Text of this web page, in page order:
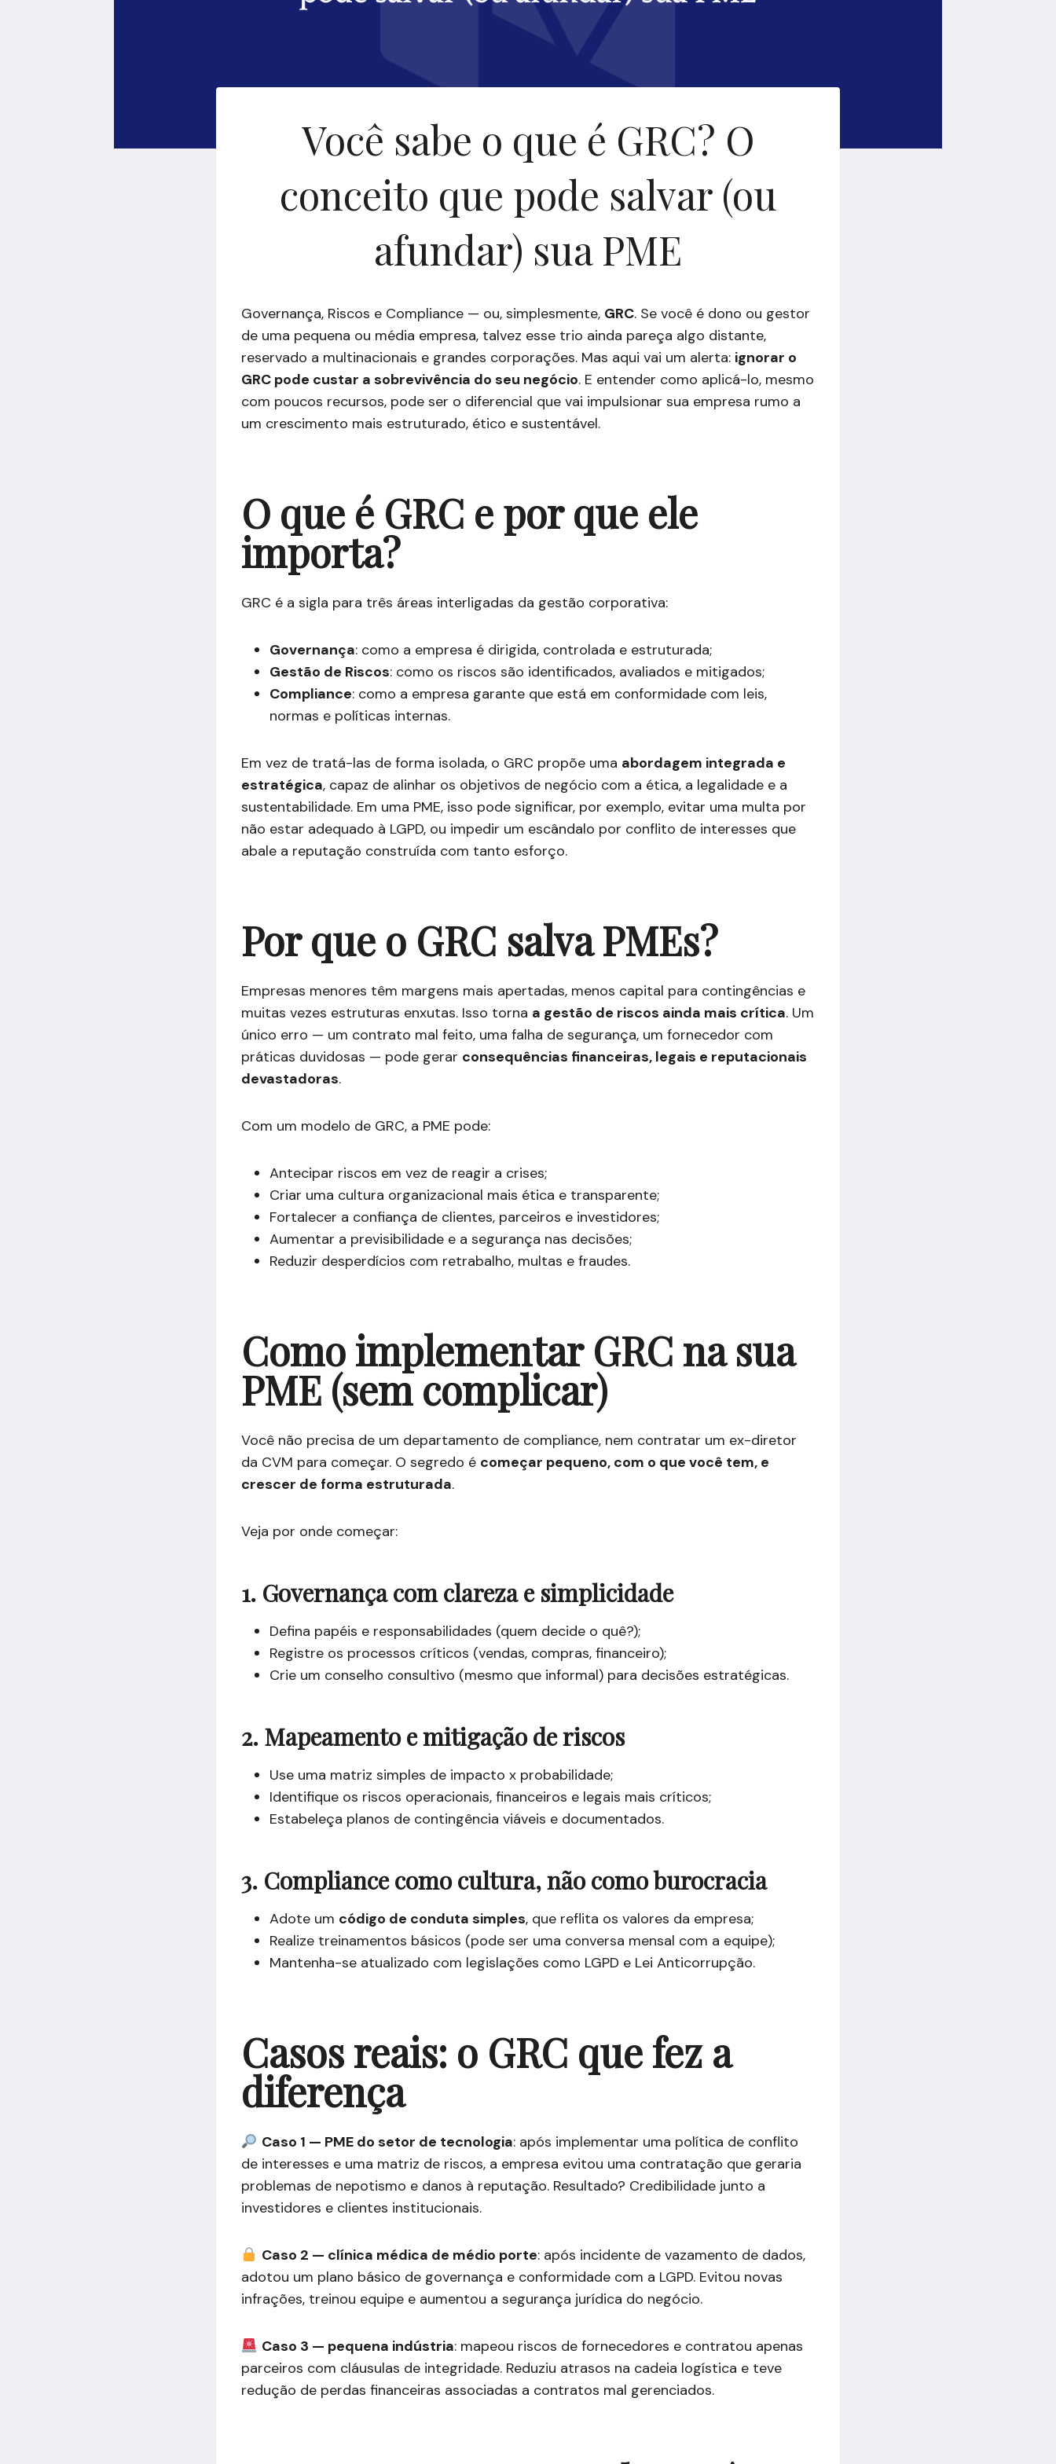
Você sabe o que é GRC? O
conceito que pode salvar (ou
afundar) sua PME
Governança, Riscos e Compliance — ou, simplesmente, GRC. Se você é dono ou gestor
de uma pequena ou média empresa, talvez esse trio ainda pareça algo distante,
reservado a multinacionais e grandes corporações. Mas aqui vai um alerta: ignorar o
GRC pode custar a sobrevivência do seu negócio. E entender como aplicá-lo, mesmo
com poucos recursos, pode ser o diferencial que vai impulsionar sua empresa rumo a
um crescimento mais estruturado, ético e sustentável.
O que é GRC e por que ele
importa?
GRC é a sigla para três áreas interligadas da gestão corporativa:
Governança: como a empresa é dirigida, controlada e estruturada;
Gestão de Riscos: como os riscos são identificados, avaliados e mitigados;
Compliance: como a empresa garante que está em conformidade com leis,
normas e políticas internas.
Em vez de tratá-las de forma isolada, o GRC propõe uma abordagem integrada e
estratégica, capaz de alinhar os objetivos de negócio com a ética, a legalidade e a
sustentabilidade. Em uma PME, isso pode significar, por exemplo, evitar uma multa por
não estar adequado à LGPD, ou impedir um escândalo por conflito de interesses que
abale a reputação construída com tanto esforço.
Por que o GRC salva PMEs?
Empresas menores têm margens mais apertadas, menos capital para contingências e
muitas vezes estruturas enxutas. Isso torna a gestão de riscos ainda mais crítica. Um
único erro — um contrato mal feito, uma falha de segurança, um fornecedor com
práticas duvidosas — pode gerar consequências financeiras, legais e reputacionais
devastadoras.
Com um modelo de GRC, a PME pode:
Antecipar riscos em vez de reagir a crises;
Criar uma cultura organizacional mais ética e transparente;
Fortalecer a confiança de clientes, parceiros e investidores;
Aumentar a previsibilidade e a segurança nas decisões;
Reduzir desperdícios com retrabalho, multas e fraudes.
Como implementar GRC na sua
PME (sem complicar)
Você não precisa de um departamento de compliance, nem contratar um ex-diretor
da CVM para começar. O segredo é começar pequeno, com o que você tem, e
crescer de forma estruturada.
Veja por onde começar:
1. Governança com clareza e simplicidade
Defina papéis e responsabilidades (quem decide o quê?);
Registre os processos críticos (vendas, compras, financeiro);
Crie um conselho consultivo (mesmo que informal) para decisões estratégicas.
2. Mapeamento e mitigação de riscos
Use uma matriz simples de impacto x probabilidade;
Identifique os riscos operacionais, financeiros e legais mais críticos;
Estabeleça planos de contingência viáveis e documentados.
3. Compliance como cultura, não como burocracia
Adote um código de conduta simples, que reflita os valores da empresa;
Realize treinamentos básicos (pode ser uma conversa mensal com a equipe);
Mantenha-se atualizado com legislações como LGPD e Lei Anticorrupção.
Casos reais: o GRC que fez a
diferença
Caso 1 — PME do setor de tecnologia: após implementar uma política de conflito
de interesses e uma matriz de riscos, a empresa evitou uma contratação que geraria
problemas de nepotismo e danos à reputação. Resultado? Credibilidade junto a
investidores e clientes institucionais.
Caso 2 — clínica médica de médio porte: após incidente de vazamento de dados,
adotou um plano básico de governança e conformidade com a LGPD. Evitou novas
infrações, treinou equipe e aumentou a segurança jurídica do negócio.
Caso 3 — pequena indústria: mapeou riscos de fornecedores e contratou apenas
parceiros com cláusulas de integridade. Reduziu atrasos na cadeia logística e teve
redução de perdas financeiras associadas a contratos mal gerenciados.